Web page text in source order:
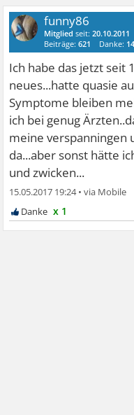
funny86
Mitglied seit:20.10.2011
Beiträge:621 Danke:
Ich habe das jetzt seit
neues...hatte quasie
Symptome bleiben
ich bei genug
meine verspanningen
da...aber sonst hätte
und zwicken...
15.05.2017 19:24•
x 1